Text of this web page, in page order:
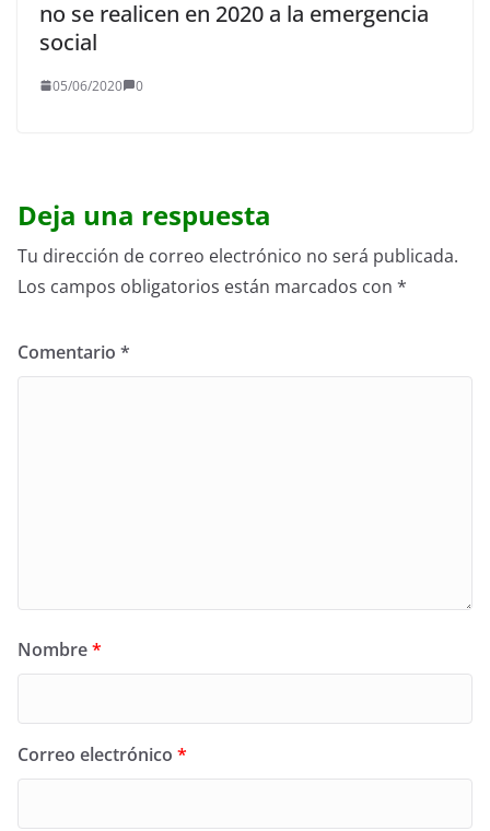
no se realicen en 2020 a la emergencia
social
05/06/2020 0
Deja una respuesta
Tu dirección de correo electrónico no será publicada.
Los campos obligatorios están marcados con *
Comentario *
Nombre*
Correo electrónico *